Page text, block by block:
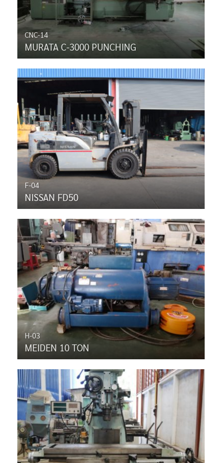
CNC-14
MURATA C-3000 PUNCHING
F-04
NISSAN FD50
H-03
MEIDEN 10 TON